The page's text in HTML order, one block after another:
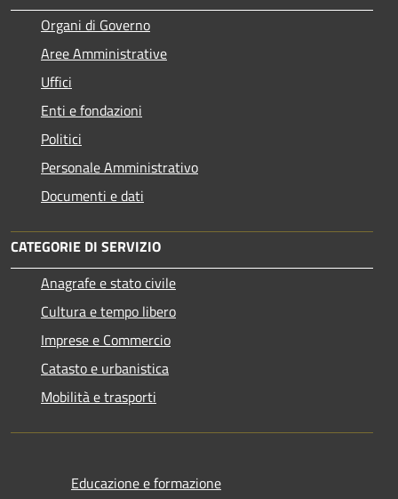
Organi di Governo
Aree Amministrative
Uffici
Enti e fondazioni
Politici
Personale Amministrativo
Documenti e dati
CATEGORIE DI SERVIZIO
Anagrafe e stato civile
Cultura e tempo libero
Imprese e Commercio
Catasto e urbanistica
Mobilità e trasporti
Educazione e formazione